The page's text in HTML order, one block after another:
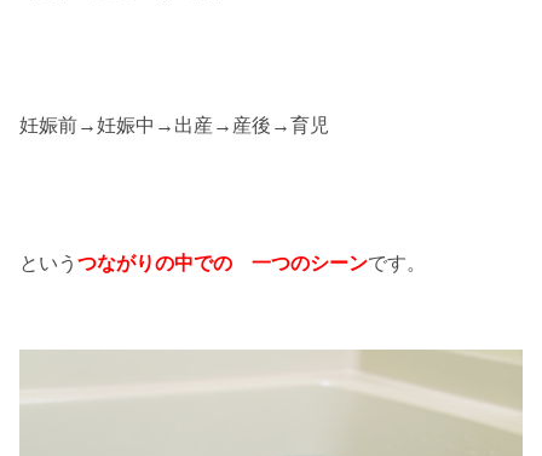
妊娠前→妊娠中→出産→産後→育児
という つながりの中での 一つのシーンです。